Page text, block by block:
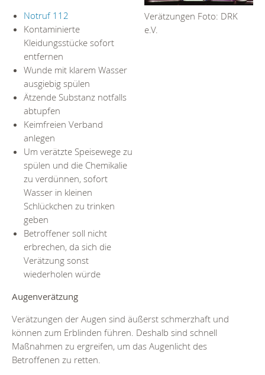
Verätzungen Foto: DRK
e.V.
Notruf 112
Kontaminierte
Kleidungsstücke sofort
entfernen
Wunde mit klarem Wasser
ausgiebig spülen
Ätzende Substanz notfalls
abtupfen
Keimfreien Verband
anlegen
Um verätzte Speisewege zu
spülen und die Chemikalie
zu verdünnen, sofort
Wasser in kleinen
Schlückchen zu trinken
geben
Betroffener soll nicht
erbrechen, da sich die
Verätzung sonst
wiederholen würde
Augenverätzung
Verätzungen der Augen sind äußerst schmerzhaft und
können zum Erblinden führen. Deshalb sind schnell
Maßnahmen zu ergreifen, um das Augenlicht des
Betroffenen zu retten.